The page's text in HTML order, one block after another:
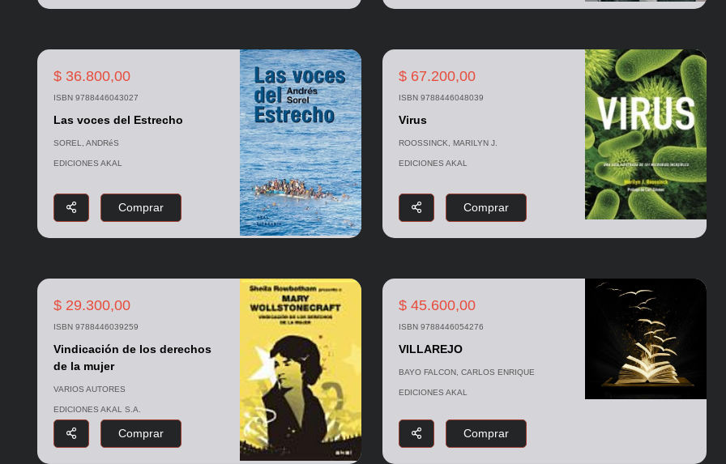
$ 36.800,00
ISBN 9788446043027
Las voces del Estrecho
SOREL, ANDRéS
EDICIONES AKAL
Comprar
$ 67.200,00
ISBN 9788446048039
Virus
ROOSSINCK, MARILYN J.
EDICIONES AKAL
Comprar
$ 29.300,00
ISBN 9788446039259
Vindicación de los derechos
de la mujer
VARIOS AUTORES
EDICIONES AKAL S.A.
Comprar
$ 45.600,00
ISBN 9788446054276
VILLAREJO
BAYO FALCON, CARLOS ENRIQUE
EDICIONES AKAL
Comprar